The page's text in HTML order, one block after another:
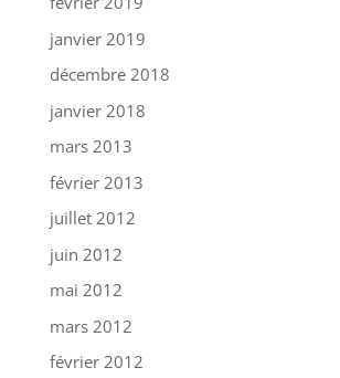
janvier 2019
décembre 2018
janvier 2018
mars 2013
février 2013
juillet 2012
juin 2012
mai 2012
mars 2012
février 2012